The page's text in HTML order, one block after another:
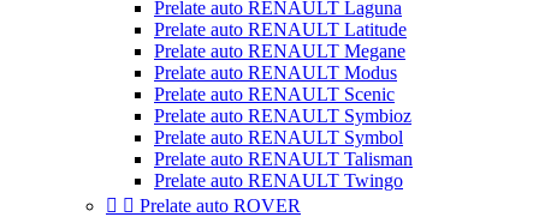
Prelate auto RENAULT Laguna
Prelate auto RENAULT Latitude
Prelate auto RENAULT Megane
Prelate auto RENAULT Modus
Prelate auto RENAULT Scenic
Prelate auto RENAULT Symbioz
Prelate auto RENAULT Symbol
Prelate auto RENAULT Talisman
Prelate auto RENAULT Twingo
  Prelate auto ROVER